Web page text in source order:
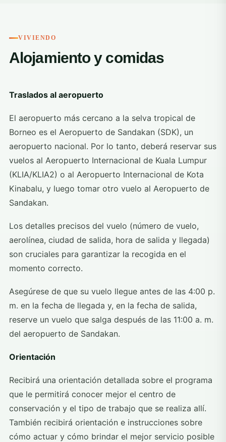
VIVIENDO
Alojamiento y comidas
Traslados al aeropuerto
El aeropuerto más cercano a la selva tropical de
Borneo es el Aeropuerto de Sandakan (SDK), un
aeropuerto nacional. Por lo tanto, deberá reservar sus
vuelos al Aeropuerto Internacional de Kuala Lumpur
(KLIA/KLIA2) o al Aeropuerto Internacional de Kota
Kinabalu, y luego tomar otro vuelo al Aeropuerto de
Sandakan.
Los detalles precisos del vuelo (número de vuelo,
aerolínea, ciudad de salida, hora de salida y llegada)
son cruciales para garantizar la recogida en el
momento correcto.
Asegúrese de que su vuelo llegue antes de las 4:00 p.
m. en la fecha de llegada y, en la fecha de salida,
reserve un vuelo que salga después de las 11:00 a. m.
del aeropuerto de Sandakan.
Orientación
Recibirá una orientación detallada sobre el programa
que le permitirá conocer mejor el centro de
conservación y el tipo de trabajo que se realiza allí.
También recibirá orientación e instrucciones sobre
cómo actuar y cómo brindar el mejor servicio posible